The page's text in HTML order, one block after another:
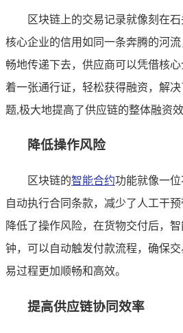
区块链上的交易记录就像刻在
核心企业的信用如同一条奔腾的河
畅地传递下去，供应商可以凭借核
着一张通行证，轻松获得融资，解
题,极大地提高了供应链的整体融资效
降低操作风险
区块链的智能合约功能就像一
自动执行合同条款，减少了人工干预
降低了操作风险，在货物交付后，
钟，可以自动触发付款流程，确保
易过程更加顺畅和高效。
提高供应链协同效率